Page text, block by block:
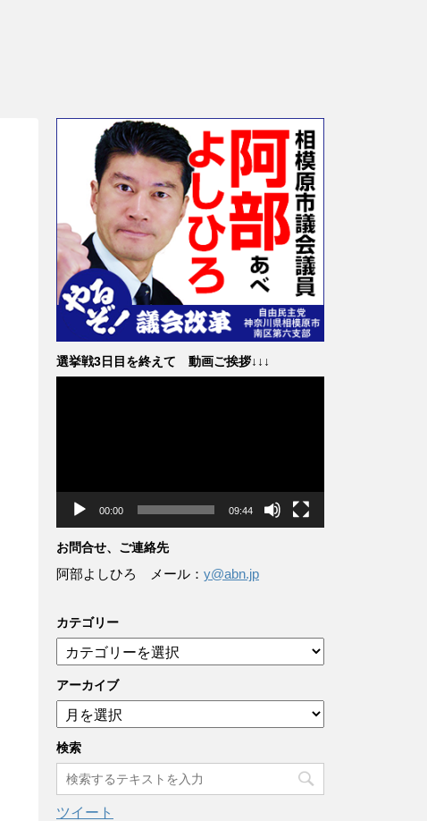
選挙戦3日目を終えて 動画ご挨拶↓↓↓
ー
00:00 09:44
お問合せ、ご連絡先
阿部よしひろ メール： y@abn.jp
カテゴリー
テ
ゴ
リ
ー
アーカイブ
ア
ー
カ
イ
ブ
検索
ツイート